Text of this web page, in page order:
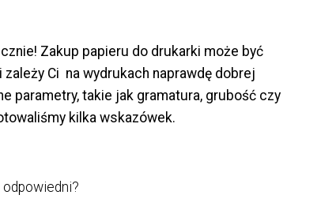
Zakup papieru do drukarki może być
Ci na wydrukach naprawdę dobrej
parametry, takie jak gramatura, grubość czy
kilka wskazówek.